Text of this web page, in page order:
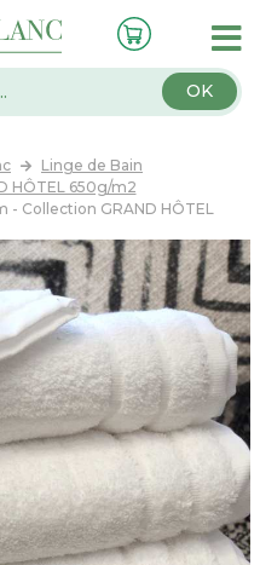
OK
Linge de Bain
HÔTEL 650g/m2
- Collection GRAND HÔTEL